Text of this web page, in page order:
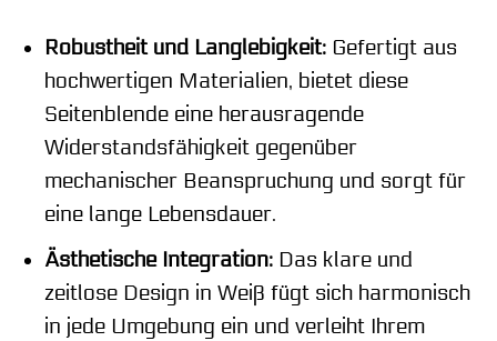
Robustheit und Langlebigkeit:Gefertigt aus
hochwertigen Materialien, bietet diese
Seitenblende eine herausragende
Widerstandsfähigkeit gegenüber
mechanischer Beanspruchung und sorgt für
eine lange Lebensdauer.
Ästhetische Integration:Das klare und
zeitlose Design in Weiß fügt sich harmonisch
in jede Umgebung ein und verleiht Ihrem